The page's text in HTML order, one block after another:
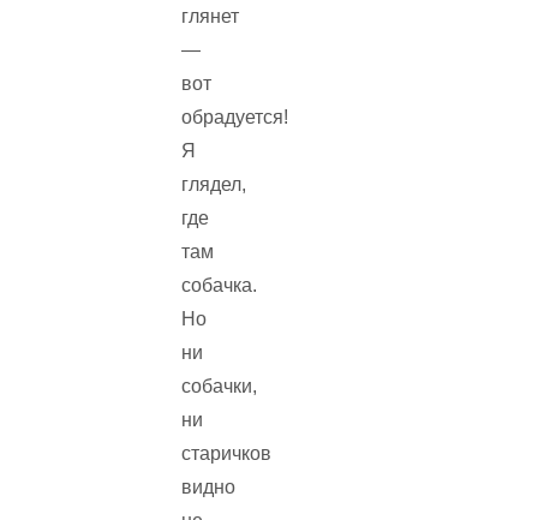
глянет
—
вот
обрадуется!
Я
глядел,
где
там
собачка.
Но
ни
собачки,
ни
старичков
видно